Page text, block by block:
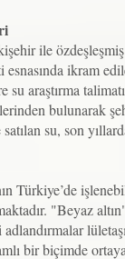
ile
ikram
su araştırma
bulunarak
su, son
Türkiye’de
"Beyaz
bir biçimde